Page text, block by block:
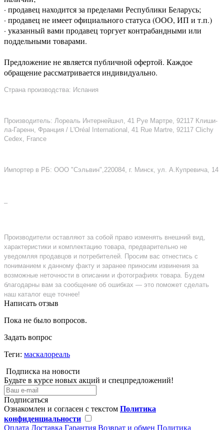
· продавец находится за пределами Республики Беларусь;
· продавец не имеет официального статуса (ООО, ИП и т.п.)
· указанный вами продавец торгует контрабандными или
поддельными товарами.
Предложение не является публичной офертой. Каждое
обращение рассматривается индивидуально.
Страна производства: Испания
Производитель: Лореаль Интернейшнл, 41 Руе Мартре, 92117 Клиши-
ла-Гаренн, Франция / L'Oréal International, 41 Rue Martre, 92117 Clichy
Cedex, France
Импортер в РБ: ООО "Сэльвин",220084, г. Минск, ул. А.Купревича, 14
–
Производители оставляют за собой право изменять внешний вид,
характеристики и комплектацию товара, предварительно не
уведомляя продавцов и потребителей. Просим вас отнестись с
пониманием к данному факту и заранее приносим извинения за
возможные неточности в описании и фотографиях товара. Будем
благодарны вам за сообщение об ошибках — это поможет сделать
наш каталог еще точнее!
Написать отзыв
Пока не было вопросов.
Задать вопрос
Теги: маскалореаль
Подписка на новости
Будьте в курсе новых акций и спецпредложений!
Подписаться
Ознакомлен и согласен с текстом Политика
конфиденциальности
Оплата Доставка Гарантия Возврат и обмен Политика